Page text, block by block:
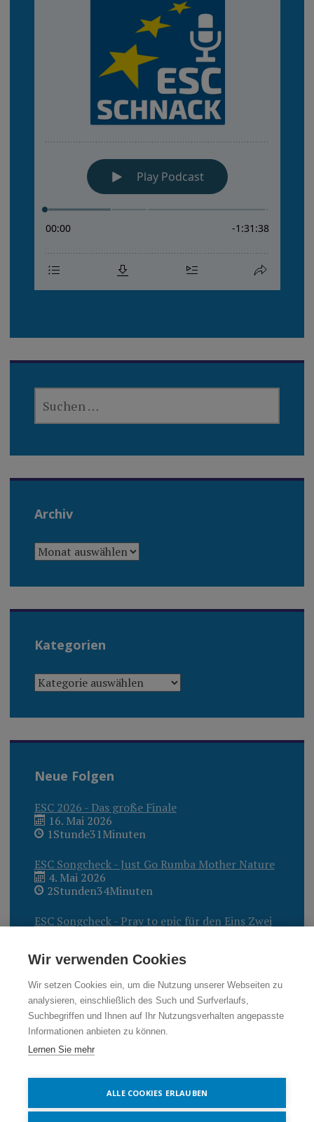
NACH:
Archiv
ARCHIV
Kategorien
KATEGORIEN
Neue Folgen
ESC 2026 - Das große Finale
16. Mai 2026
1Stunde31Minuten
ESC Songcheck - Just Go Rumba Mother Nature
4. Mai 2026
2Stunden34Minuten
ESC Songcheck - Pray to epic für den Eins Zwei
2Stunden40Minuten
Wir verwenden Cookies
Wir setzen Cookies ein, um die Nutzung unserer Webseiten zu
analysieren, einschließlich des Such und Surfverlaufs,
Suchbegriffen und Ihnen auf Ihr Nutzungsverhalten angepasste
Informationen anbieten zu können.
Lernen Sie mehr
ALLE COOKIES ERLAUBEN